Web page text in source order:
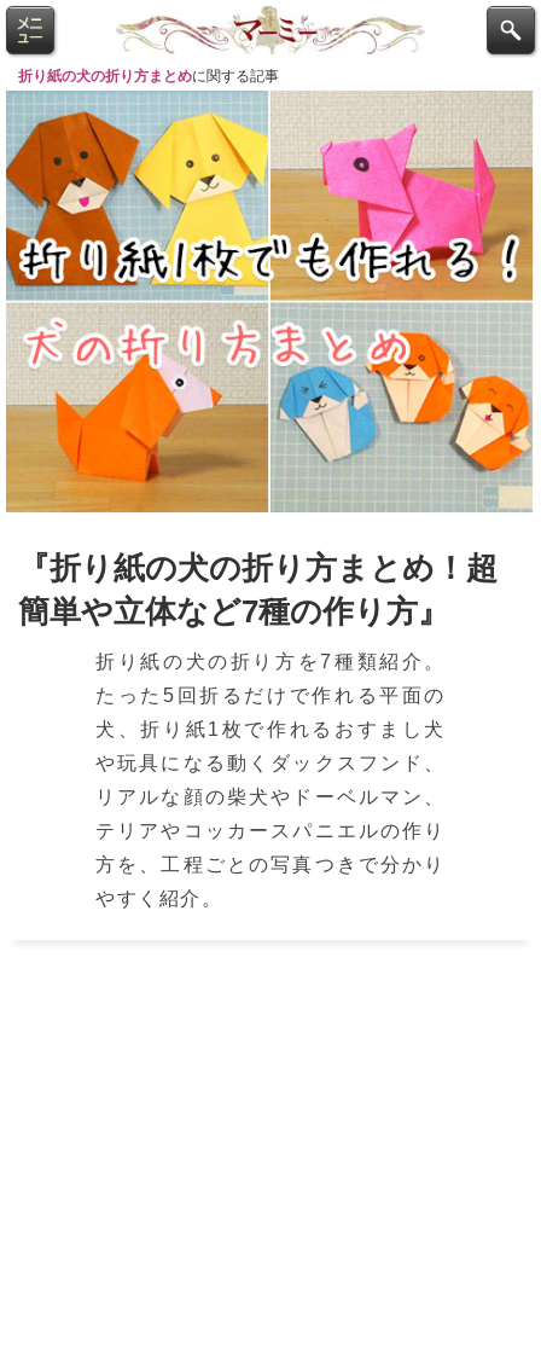
折り紙の犬の折り方まとめに関する記事
『折り紙の犬の折り方まとめ！超
簡単や立体など7種の作り方』
折り紙の犬の折り方を7種類紹介。
たった5回折るだけで作れる平面の
犬、折り紙1枚で作れるおすまし犬
や玩具になる動くダックスフンド、
リアルな顔の柴犬やドーベルマン、
テリアやコッカースパニエルの作り
方を、工程ごとの写真つきで分かり
やすく紹介。